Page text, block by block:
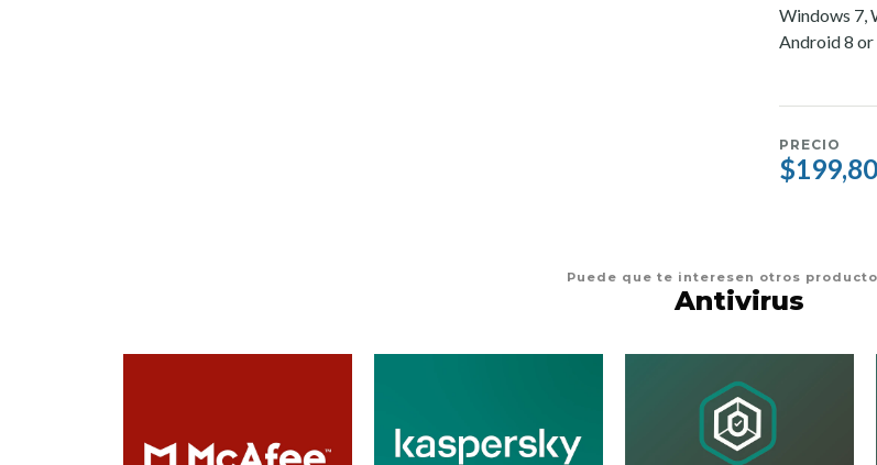
Windows 7,
Android 8 or
PRECIO
Puede que te interesen otros
Antivirus